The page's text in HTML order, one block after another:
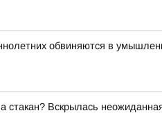
обвиняются в
стакан? Вскрылась